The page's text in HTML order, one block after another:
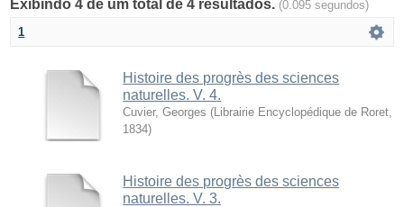
Exibindo 4 de um total de 4 resultados. (0.095 segundos)
1
Histoire des progrès des sciences
naturelles. V. 4.
Cuvier, Georges ( Librairie Encyclopédique de Roret
1834)
Histoire des progrès des sciences
naturelles. V. 3.